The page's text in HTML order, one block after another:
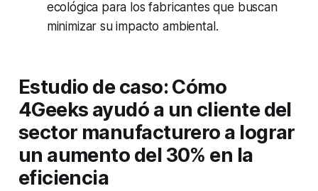
ecológica para los fabricantes que buscan
minimizar su impacto ambiental.
Estudio de caso: Cómo
4Geeks ayudó a un cliente del
sector manufacturero a lograr
un aumento del 30% en la
eficiencia